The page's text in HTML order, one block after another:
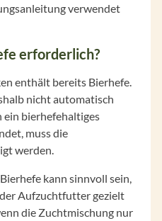
verwendet
erforderlich?
enthält bereits Bierhefe.
nicht automatisch
ein bierhefehaltiges
muss die
werden.
kann sinnvoll sein,
Aufzuchtfutter gezielt
die Zuchtmischung nur